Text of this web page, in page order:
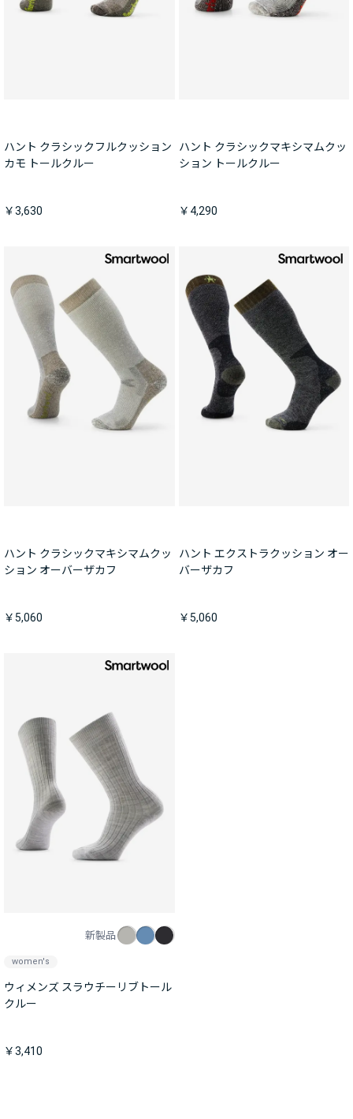
ハント クラシックフルクッション
カモ トールクルー
￥3,630
ハント クラシックマキシマムクッ
ション トールクルー
￥4,290
ハント クラシックマキシマムクッ
ション オーバーザカフ
￥5,060
ハント エクストラクッション オー
バーザカフ
￥5,060
新製品
women's
ウィメンズ スラウチーリブトール
クルー
￥3,410